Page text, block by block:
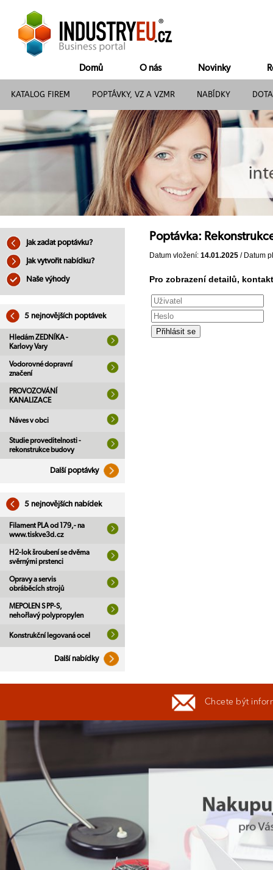
Domů O nás Novinky
KATALOG FIREM POPTÁVKY, VZ A VZMR NABÍDKY
Jak zadat poptávku?
Jak vytvořit nabídku?
Naše výhody
5 nejnovějších poptávek
Hledám ZEDNÍKA -
Karlovy Vary
Vodorovné dopravní
značení
PROVOZOVÁNÍ
KANALIZACE
Náves v obci
Studie proveditelnosti -
rekonstrukce budovy
Další poptávky
5 nejnovějších nabídek
Filament PLA od 179,- na
www.tiskve3d.cz
H2-lok šroubení se dvěma
svěrnými prstenci
Opravy a servis
obráběcích strojů
MEPOLEN S PP-S,
nehořlavý polypropylen
Konstrukční legovaná ocel
Další nabídky
Poptávka:
Datum vložení: 14.01.2025 / Datum
Pro zobrazení detailů,
Chcete být